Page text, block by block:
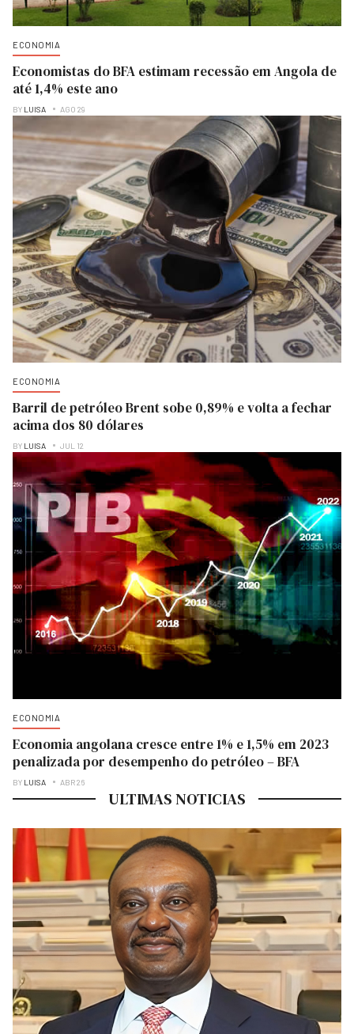
ECONOMIA
Economistas do BFA estimam recessão em Angola de
até 1,4% este ano
BY LUISA AGO 29
ECONOMIA
Barril de petróleo Brent sobe 0,89% e volta a fechar
acima dos 80 dólares
BY LUISA JUL 12
ECONOMIA
Economia angolana cresce entre 1% e 1,5% em 2023
penalizada por desempenho do petróleo – BFA
BY LUISA ABR 26
ULTIMAS NOTICIAS